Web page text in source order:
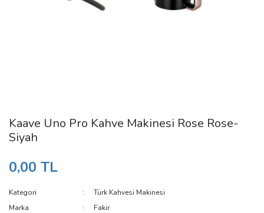
Kaave Uno Pro Kahve Makinesi Rose Rose-
Siyah
0,00 TL
Kategori
Türk Kahvesi Makinesi
Marka
Fakir